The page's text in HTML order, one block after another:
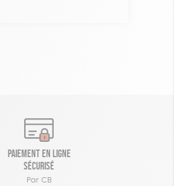
Paiement en ligne
sécurisé
Par CB